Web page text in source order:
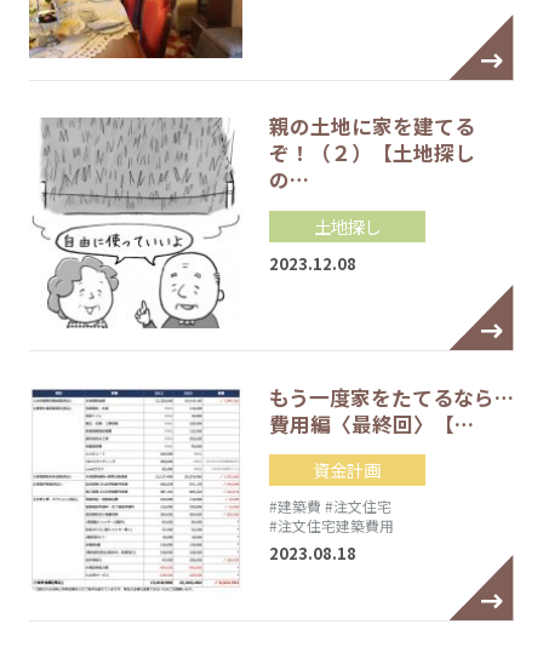
親の土地に家を建てる
ぞ！（２）【土地探し
の…
土地探し
2023.12.08
もう一度家をたてるなら…
費用編〈最終回〉【…
資金計画
#建築費 #注文住宅
#注文住宅建築費用
2023.08.18